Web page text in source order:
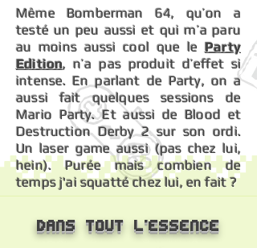
Même Bomberman 64, qu’on a
testé un peu aussi et qui m’a paru
au moins aussi cool que leParty
Edition, n’a pas produit d’effet si
intense. En parlant de Party, on a
aussi fait quelques sessions de
Mario Party. Et aussi de Blood et
Destruction Derby 2 sur son ordi.
Un laser game aussi (pas chez lui,
hein). Purée mais combien de
temps j'ai squatté chez lui, en fait ?
Dans tout l'essence